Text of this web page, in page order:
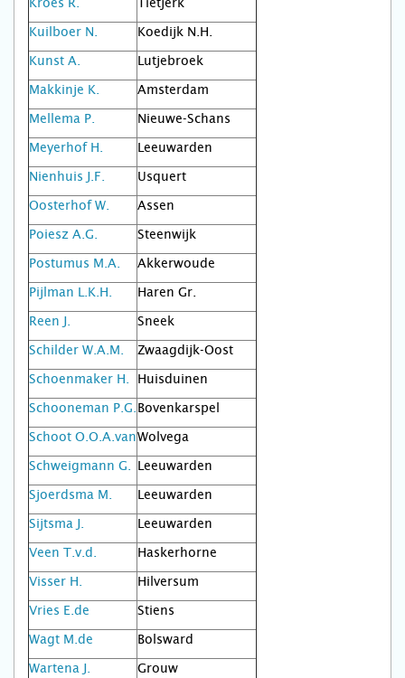
Kuilboer N.
Koedijk N.H.
Kunst A.
Lutjebroek
Makkinje K.
Amsterdam
Mellema P.
Nieuwe-Schans
Meyerhof H.
Leeuwarden
Nienhuis J.F.
Usquert
Oosterhof W.
Assen
Poiesz A.G.
Steenwijk
Postumus M.A.
Akkerwoude
Pijlman L.K.H.
Haren Gr.
Reen J.
Sneek
Schilder W.A.M.
Zwaagdijk-Oost
Schoenmaker H.
Huisduinen
Schooneman P.G. Bovenkarspel
Schoot O.O.A.vanWolvega
Schweigmann G.
Leeuwarden
Sjoerdsma M.
Leeuwarden
Sijtsma J.
Leeuwarden
Veen T.v.d.
Haskerhorne
Visser H.
Hilversum
Vries E.de
Stiens
Wagt M.de
Bolsward
Wartena J.
Grouw